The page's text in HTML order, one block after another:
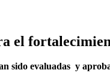
el
sido evaluadas y